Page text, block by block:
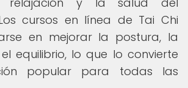
cursos en línea de Tai Chi
en mejorar la postura, la
equilibrio, lo que lo convierte
popular para todas las